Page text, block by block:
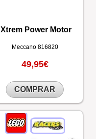
Xtrem Power Motor
Meccano 816820
49,95€
COMPRAR